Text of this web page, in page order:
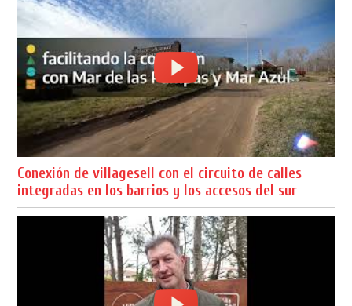
Conexión de villagesell con el circuito de calles
integradas en los barrios y los accesos del sur